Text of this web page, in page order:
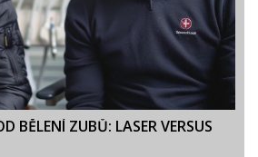
BĚLENÍ ZUBŮ: LASER VERSUS